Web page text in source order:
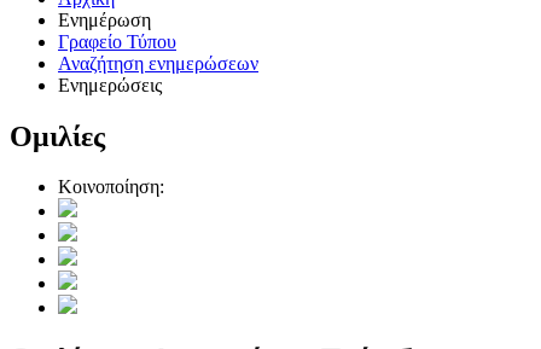
Ενημέρωση
Γραφείο Τύπου
Αναζήτηση ενημερώσεων
Ενημερώσεις
Ομιλίες
Κοινοποίηση: